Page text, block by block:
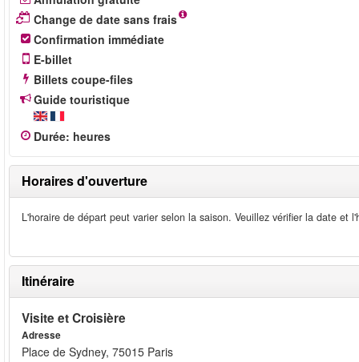
Change de date sans frais
Confirmation immédiate
E-billet
Billets coupe-files
Guide touristique
Durée: heures
Horaires d'ouverture
L'horaire de départ peut varier selon la saison. Veuillez vérifier la date et
Itinéraire
Visite et Croisière
Adresse
Place de Sydney, 75015 Paris